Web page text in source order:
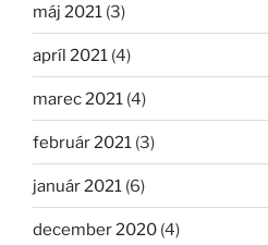
máj 2021 (3)
apríl 2021 (4)
marec 2021 (4)
február 2021 (3)
január 2021 (6)
december 2020 (4)